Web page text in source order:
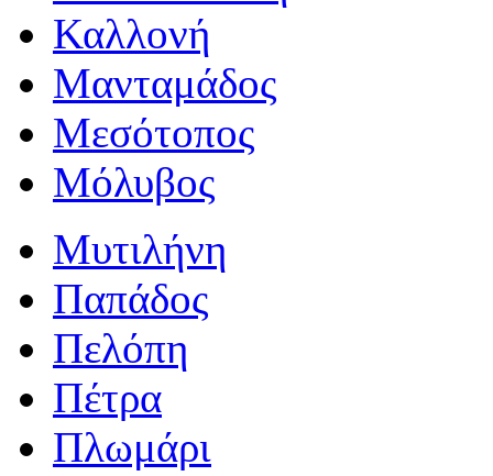
Καλλονή
Μανταμάδος
Μεσότοπος
Μόλυβος
Μυτιλήνη
Παπάδος
Πελόπη
Πέτρα
Πλωμάρι